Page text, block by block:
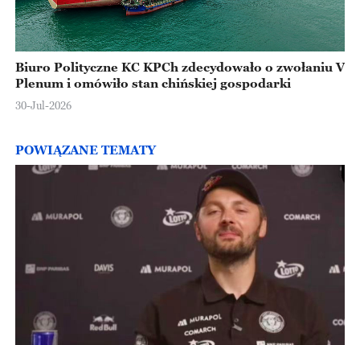
Biuro Polityczne KC KPCh zdecydowało o zwołaniu V
Plenum i omówiło stan chińskiej gospodarki
30-Jul-2026
POWIĄZANE TEMATY